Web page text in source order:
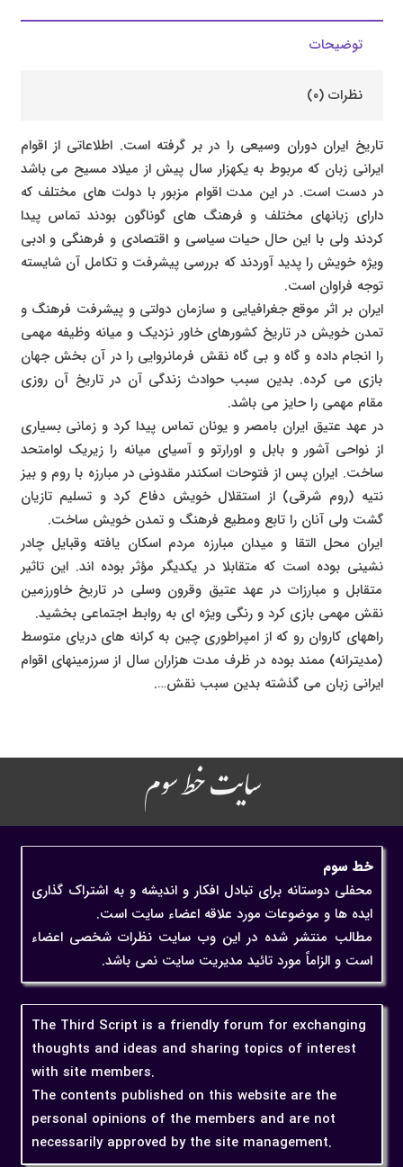
توضیحات
نظرات (۰)
تاریخ ایران دوران وسیعی را در بر گرفته است. اطلاعاتی از اقوام
ایرانی زبان که مربوط به یکهزار سال پیش از میلاد مسیح می باشد
در دست است. در این مدت اقوام مزبور با دولت های مختلف که
دارای زبانهای مختلف و فرهنگ های گوناگون بودند تماس پیدا
کردند ولی با این حال حیات سیاسی و اقتصادی و فرهنگی و ادبی
ویژه خویش را پدید آوردند که بررسی پیشرفت و تکامل آن شایسته
توجه فراوان است.
ایران بر اثر موقع جغرافیایی و سازمان دولتی و پیشرفت فرهنگ و
تمدن خویش در تاریخ کشورهای خاور نزدیک و میانه وظیفه مهمی
را انجام داده و گاه و بی گاه نقش فرمانروایی را در آن بخش جهان
بازی می کرده. بدین سبب حوادث زندگی آن در تاریخ آن روزی
مقام مهمی را حایز می باشد.
در عهد عتیق ایران بامصر و یونان تماس پیدا کرد و زمانی بسیاری
از نواحی آشور و بابل و اورارتو و آسیای میانه را زیریک لوامتحد
ساخت. ایران پس از فتوحات اسکندر مقدونی در مبارزه با روم و بیز
نتیه (روم شرقی) از استقلال خویش دفاع کرد و تسلیم تازیان
گشت ولی آنان را تابع ومطیع فرهنگ و تمدن خویش ساخت.
ایران محل التقا و میدان مبارزه مردم اسکان یافته وقبایل چادر
نشینی بوده است که متقابلا در یکدیگر مؤثر بوده اند. این تاثیر
متقابل و مبارزات در عهد عتیق وقرون وسلی در تاریخ خاورزمین
نقش مهمی بازی کرد و رنگی ویژه ای به روابط اجتماعی بخشید.
راههای کاروان رو که از امپراطوری چین به کرانه های دریای متوسط
(مدیترانه) ممند بوده در ظرف مدت هزاران سال از سرزمینهای اقوام
ایرانی زبان می گذشته بدین سبب نقش….
سایت خط سوم
خط سوم
محفلی دوستانه برای تبادل افکار و اندیشه و به اشتراک گذاری
ایده ها و موضوعات مورد علاقه اعضاء سایت است.
مطالب منتشر شده در این وب سایت نظرات شخصی اعضاء
است و الزاماً مورد تائید مدیریت سایت نمی باشد.
The Third Script is a friendly forum for exchanging
thoughts and ideas and sharing topics of interest
with site members.
The contents published on this website are the
personal opinions of the members and are not
necessarily approved by the site management.